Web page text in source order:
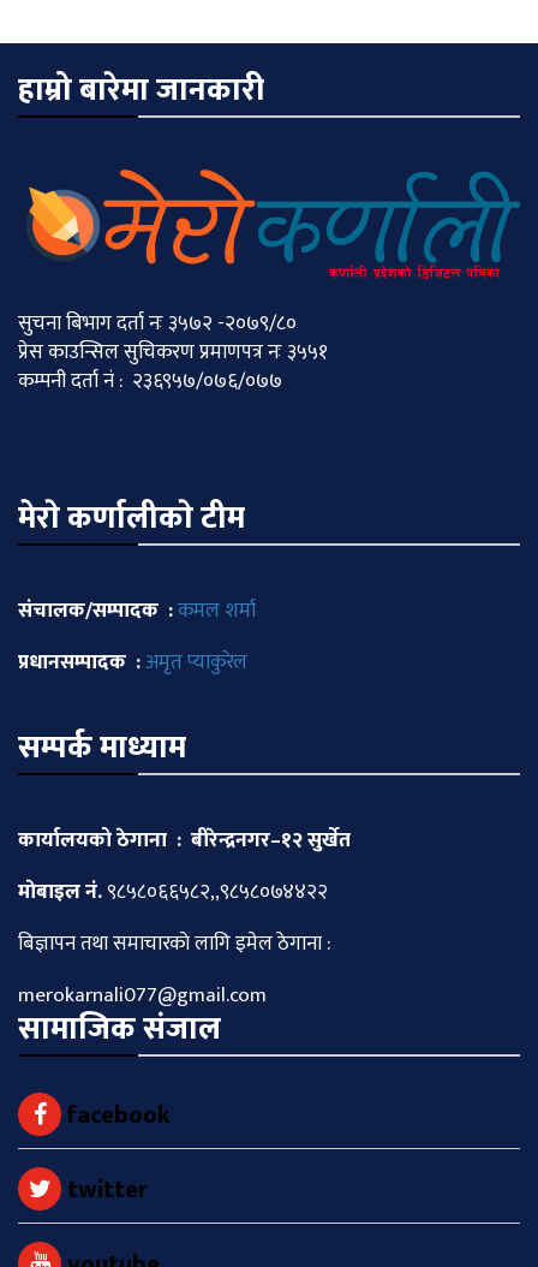
हाम्रो बारेमा जानकारी
सुचना बिभाग दर्ता नः ३५७२ -२०७९/८०
प्रेस काउन्सिल सुचिकरण प्रमाणपत्र नः ३५५१
कम्पनी दर्ता नं : २३६९५७/०७६/०७७
मेराे कर्णालीकाे टीम
संचालक/सम्पादक :कमल शर्मा
प्रधानसम्पादक :अमृत प्याकुरेल
सम्पर्क माध्याम
कार्यालयको ठेगाना : बीरेन्द्रनगर–१२ सुर्खेत
माेबाइल नं.९८५८०६६५८२,,९८५८०७४४२२
बिज्ञापन तथा समाचारकाे लागि इमेल ठेगाना :
merokarnali077@gmail.com
सामाजिक संजाल
facebook
twitter